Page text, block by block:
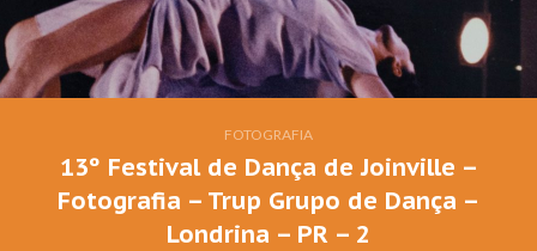
FOTOGRAFIA
13º Festival de Dança de Joinville –
Fotografia – Trup Grupo de Dança –
Londrina – PR – 2